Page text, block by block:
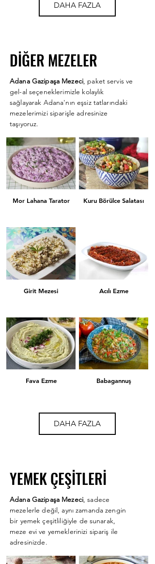
Rus Salatası Pembe Sultan
Havuç Tarator Yaprak Sarması
Kuru Biber Dolması
Köpoğlu Tahin Tarator
Karışık Kızartma Şakşuka
Kısır
DAHA FAZLA
DİĞER MEZELER
Adana Gazipaşa Mezeci, paket servis ve
gel-al seçeneklerimizle kolaylık
sağlayarak Adana'nın eşsiz tatlarındaki
mezelerimizi siparişle adresinize
taşıyoruz.
Mor Lahana Tarator Kuru Börülce Salatası
Girit Mezesi Acılı Ezme
Fava Ezme Babagannuş
Rum Mezesi
DAHA FAZLA
YEMEK ÇEŞİTLERİ
Adana Gazipaşa Mezeci, sadece
mezelerle değil, aynı zamanda zengin
bir yemek çeşitliliğiyle de sunarak,
meze evi ve yemeklerinizi sipariş ile
adresinizde.